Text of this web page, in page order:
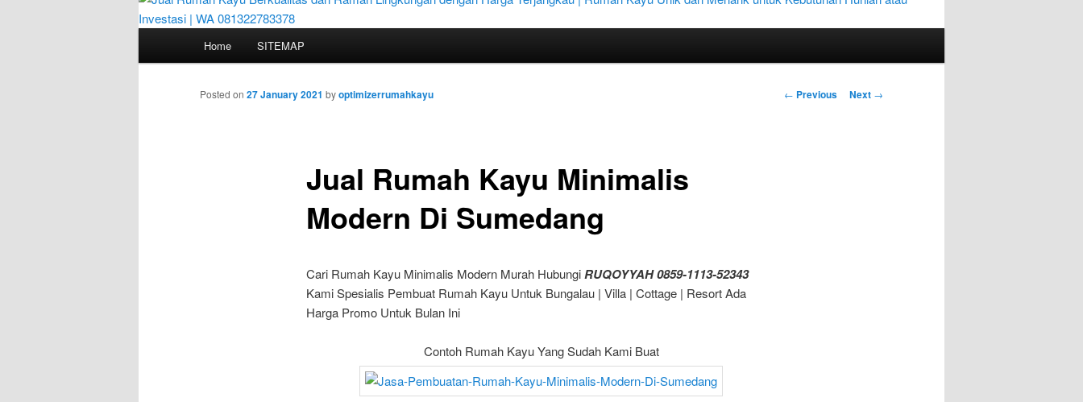
Skip
to
Home SITEMAP
Post
← Previous Next →
Jual Rumah Kayu Minimalis
Modern Di Sumedang
Posted on 27 January 2021 byoptimizerrumahkayu
Cari Rumah Kayu Minimalis Modern Murah HubungiRUQOYYAH 0859-1113-52343
Kami Spesialis Pembuat Rumah Kayu Untuk Bungalau | Villa | Cottage | Resort Ada
Harga Promo Untuk Bulan Ini
Contoh Rumah Kayu Yang Sudah Kami Buat